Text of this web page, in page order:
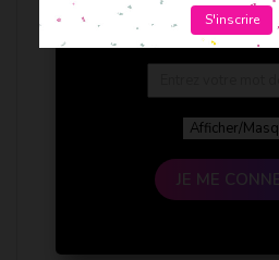
Afficher/
JE ME
S'inscrire